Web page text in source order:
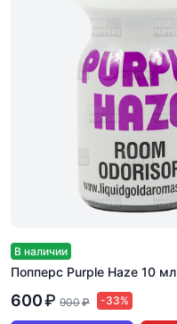
В наличии
Попперс Purple Haze 10 мл
600₽ 900₽ -33%